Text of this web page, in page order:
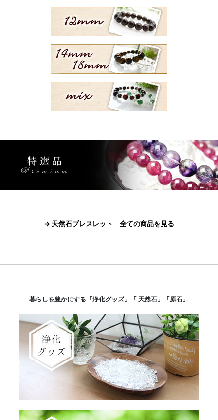
→ 天然石ブレスレット 全ての商品を見る
暮らしを豊かにする「浄化グッズ」「 天然石」「原石」